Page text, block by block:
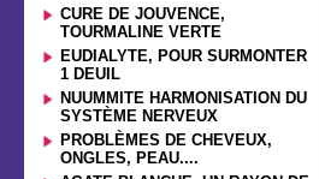
CURE DE JOUVENCE,
TOURMALINE VERTE
EUDIALYTE, POUR SURMONTER
1 DEUIL
NUUMMITE HARMONISATION DU
SYSTÈME NERVEUX
PROBLÈMES DE CHEVEUX,
ONGLES, PEAU....